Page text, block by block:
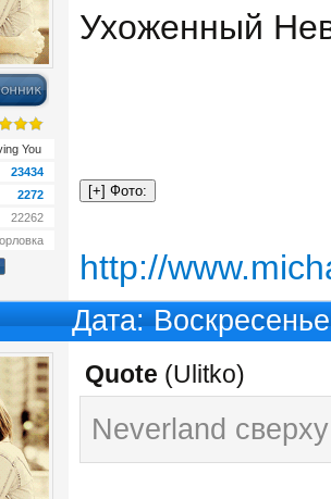
You
23434
2272
22262
Ухоженный
http://
Дата:
Quote (Ulitko)
Neverland